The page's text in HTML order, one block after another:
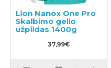
Lion Nanox One Pro
Skalbimo gelio
užpildas 1400g
37,99€